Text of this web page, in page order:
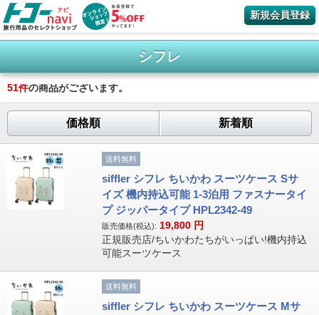
新規会員登録
シフレ
51件の商品がございます。
価格順 新着順
送料無料
siffler シフレ ちいかわ スーツケース Sサ
イズ 機内持込可能 1-3泊用 ファスナータイ
プ ジッパータイプ HPL2342-49
販売価格(税込): 19,800 円
正規販売店/ちいかわたちがいっぱい!機内持込
可能スーツケース
送料無料
siffler シフレ ちいかわ スーツケース Mサ